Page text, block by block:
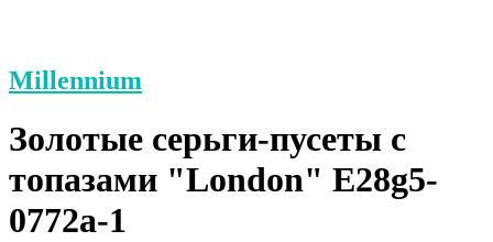
Millennium
Золотые серьги-пусеты с
топазами "London" E28g5-
0772a-1